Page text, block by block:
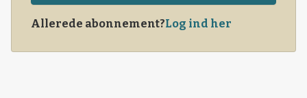
Allerede abonnement?Log ind her